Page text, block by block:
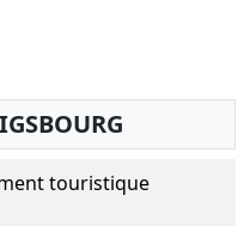
touristique